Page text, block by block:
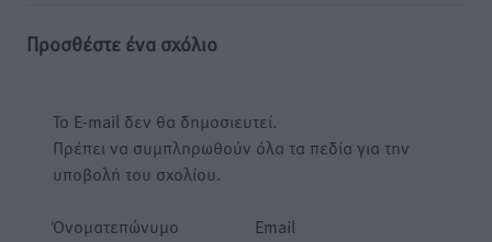
Προσθέστε ένα σχόλιο
Το E-mail δεν θα δημοσιευτεί.
Πρέπει να συμπληρωθούν όλα τα πεδία για την
υποβολή του σχολίου.
Όνοματεπώνυμο Email